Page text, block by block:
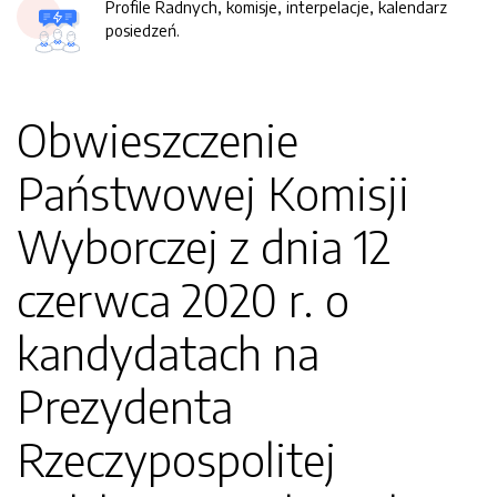
Profile Radnych, komisje, interpelacje, kalendarz
posiedzeń.
Obwieszczenie
Państwowej Komisji
Wyborczej z dnia 12
czerwca 2020 r. o
kandydatach na
Prezydenta
Rzeczypospolitej